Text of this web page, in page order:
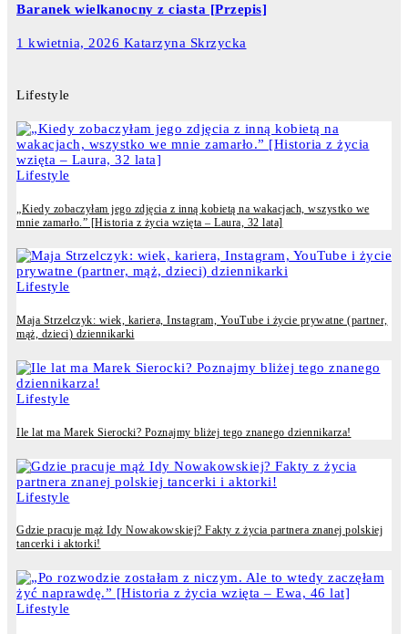
Baranek wielkanocny z ciasta [Przepis]
1 kwietnia, 2026 Katarzyna Skrzycka
Lifestyle
Lifestyle
„Kiedy zobaczyłam jego zdjęcia z inną kobietą na wakacjach, wszystko we
mnie zamarło.” [Historia z życia wzięta – Laura, 32 lata]
Lifestyle
Maja Strzelczyk: wiek, kariera, Instagram, YouTube i życie prywatne (partner,
mąż, dzieci) dziennikarki
Lifestyle
Ile lat ma Marek Sierocki? Poznajmy bliżej tego znanego dziennikarza!
Lifestyle
Gdzie pracuje mąż Idy Nowakowskiej? Fakty z życia partnera znanej polskiej
tancerki i aktorki!
Lifestyle